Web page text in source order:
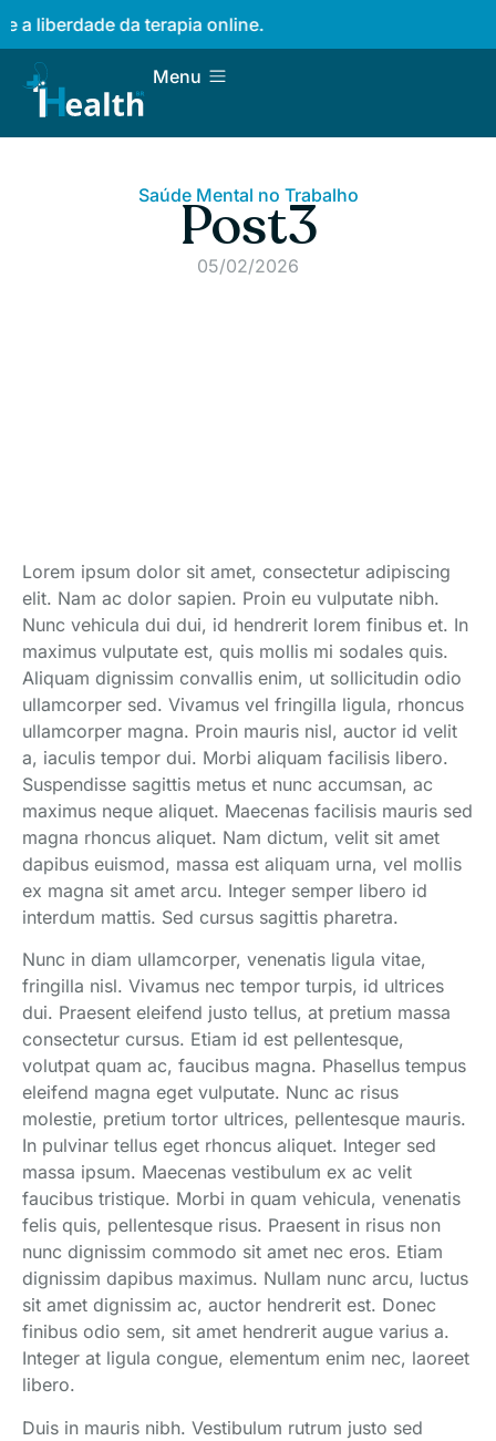
liberdade da terapia online.
Menu
Saúde Mental no Trabalho
Post3
05/02/2026
Lorem ipsum dolor sit amet, consectetur adipiscing
elit. Nam ac dolor sapien. Proin eu vulputate nibh.
Nunc vehicula dui dui, id hendrerit lorem finibus et. In
maximus vulputate est, quis mollis mi sodales quis.
Aliquam dignissim convallis enim, ut sollicitudin odio
ullamcorper sed. Vivamus vel fringilla ligula, rhoncus
ullamcorper magna. Proin mauris nisl, auctor id velit
a, iaculis tempor dui. Morbi aliquam facilisis libero.
Suspendisse sagittis metus et nunc accumsan, ac
maximus neque aliquet. Maecenas facilisis mauris sed
magna rhoncus aliquet. Nam dictum, velit sit amet
dapibus euismod, massa est aliquam urna, vel mollis
ex magna sit amet arcu. Integer semper libero id
interdum mattis. Sed cursus sagittis pharetra.
Nunc in diam ullamcorper, venenatis ligula vitae,
fringilla nisl. Vivamus nec tempor turpis, id ultrices
dui. Praesent eleifend justo tellus, at pretium massa
consectetur cursus. Etiam id est pellentesque,
volutpat quam ac, faucibus magna. Phasellus tempus
eleifend magna eget vulputate. Nunc ac risus
molestie, pretium tortor ultrices, pellentesque mauris.
In pulvinar tellus eget rhoncus aliquet. Integer sed
massa ipsum. Maecenas vestibulum ex ac velit
faucibus tristique. Morbi in quam vehicula, venenatis
felis quis, pellentesque risus. Praesent in risus non
nunc dignissim commodo sit amet nec eros. Etiam
dignissim dapibus maximus. Nullam nunc arcu, luctus
sit amet dignissim ac, auctor hendrerit est. Donec
finibus odio sem, sit amet hendrerit augue varius a.
Integer at ligula congue, elementum enim nec, laoreet
libero.
Duis in mauris nibh. Vestibulum rutrum justo sed